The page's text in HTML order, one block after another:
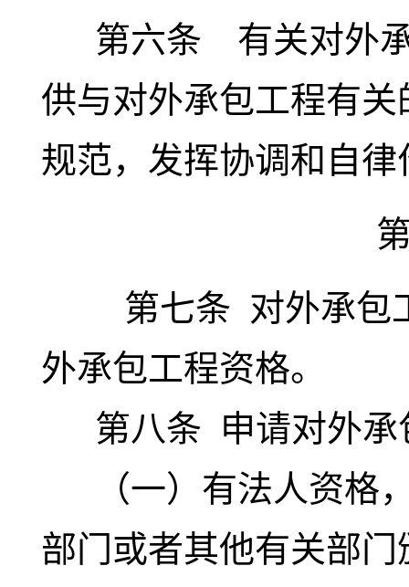
第六条
有关对外
供与对外承包工程有
规范，发挥协调和自
第七条 对外承包
外承包工程资格。
第八条 申请对外
（一）有法人资格，
部门或者其他有关部